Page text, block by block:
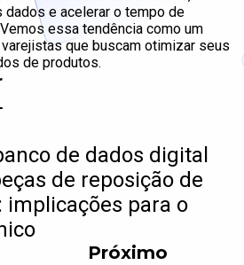
dados e acelerar o tempo de
essa tendência como um
que buscam otimizar seus
de produtos.
Próximo
de dados digital
de reposição de
implicações para o